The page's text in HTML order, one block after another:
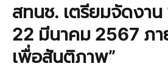
สทนช. เตรียมจัดงาน
22 มีนาคม 2567 ภา
เพื่อสันติภาพ”